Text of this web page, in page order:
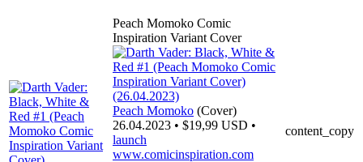
Peach Momoko Comic
Inspiration Variant Cover
Peach Momoko (Cover)
26.04.2023 • $19,99 USD •
launch
www.comicinspiration.com
content_copy